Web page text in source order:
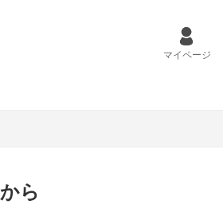
マイページ
から